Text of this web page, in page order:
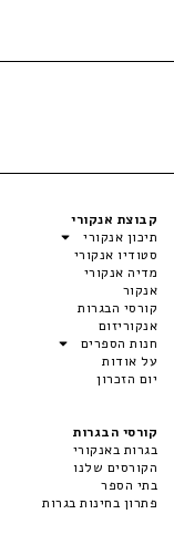
קבוצת אנקורי
תיכון אנקורי
סטודיו אנקורי
מדיה אנקורי
אנקור
קורסי הבגרות
אנקוריזום
חנות הספרים
על אודות
יום הזכרון
קורסי הבגרות
בגרות באנקורי
הקורסים שלנו
בתי הספר
פתרון בחינות בגרות